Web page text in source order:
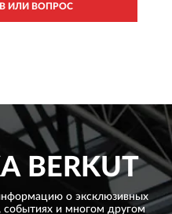
ИЛИ ВОПРОС
BERKUT
о эксклюзивных
событиях и многом другом